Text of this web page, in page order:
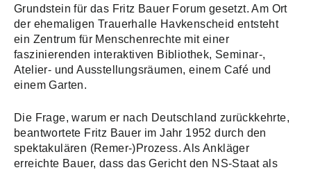
Grundstein für das Fritz Bauer Forum gesetzt. Am Ort
der ehemaligen Trauerhalle Havkenscheid entsteht
ein Zentrum für Menschenrechte mit einer
faszinierenden interaktiven Bibliothek, Seminar-,
Atelier- und Ausstellungsräumen, einem Café und
einem Garten.
Die Frage, warum er nach Deutschland zurückkehrte,
beantwortete Fritz Bauer im Jahr 1952 durch den
spektakulären (Remer-)Prozess. Als Ankläger
erreichte Bauer, dass das Gericht den NS-Staat als